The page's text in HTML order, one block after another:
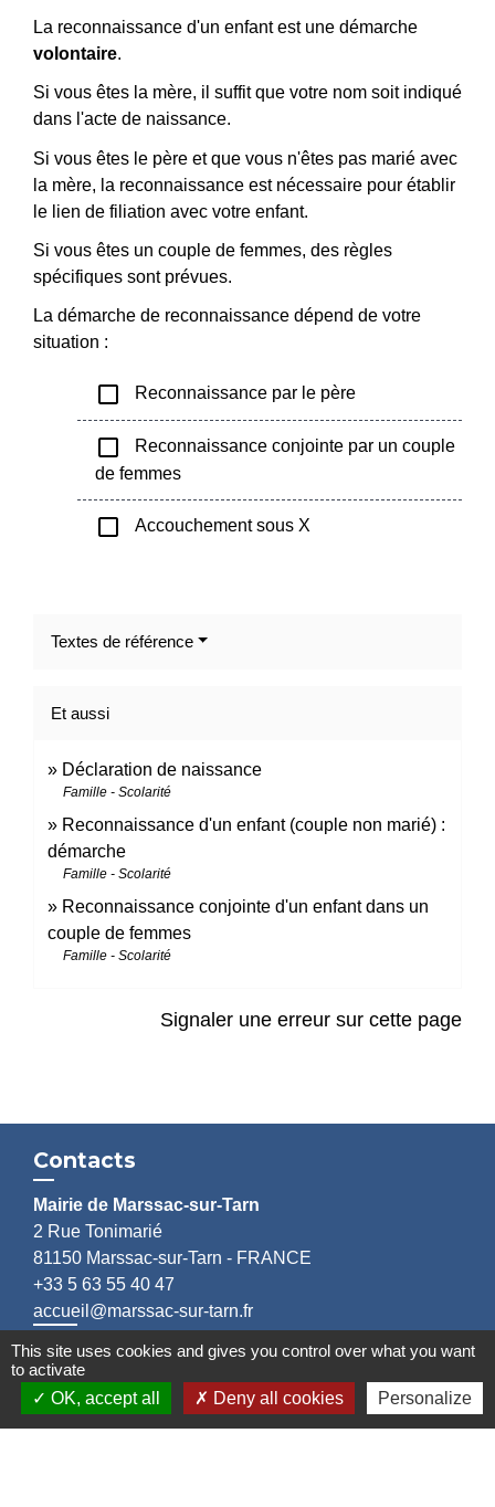
La reconnaissance d'un enfant est une démarche
volontaire.
Si vous êtes la mère, il suffit que votre nom soit indiqué
dans l'acte de naissance.
Si vous êtes le père et que vous n'êtes pas marié avec
la mère, la reconnaissance est nécessaire pour établir
le lien de filiation avec votre enfant.
Si vous êtes un couple de femmes, des règles
spécifiques sont prévues.
La démarche de reconnaissance dépend de votre
situation :
check_box_outline_blank Reconnaissance par le père
check_box_outline_blank
Reconnaissance conjointe par un couple
de femmes
check_box_outline_blank Accouchement sous X
Textes de référence
Et aussi
Déclaration de naissance
Famille - Scolarité
Reconnaissance d'un enfant (couple non marié) :
démarche
Famille - Scolarité
Reconnaissance conjointe d'un enfant dans un
couple de femmes
Famille - Scolarité
Signaler une erreur sur cette page
Contacts
Mairie de Marssac-sur-Tarn
2 Rue Tonimarié
81150 Marssac-sur-Tarn - FRANCE
+33 5 63 55 40 47
accueil@marssac-sur-tarn.fr
Lien vers les HORAIRES et CONTACTS
de chaque service
This site uses cookies and gives you control over what you want
to activate
OK, accept all
Deny all cookies Personalize